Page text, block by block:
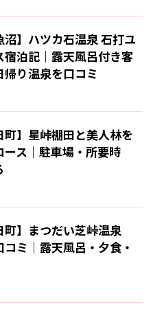
沼】ハツカ石温泉 石打ユ
宿泊記｜露天風呂付き客
り温泉を口コミ
町】星峠棚田と美人林を
ース｜駐車場・所要時
町】まつだい芝峠温泉
コミ｜露天風呂・夕食・